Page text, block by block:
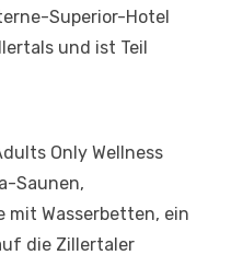
Superior-Hotel
und ist Teil
Only Wellness
Saunen,
Wasserbetten, ein
die Zillertaler